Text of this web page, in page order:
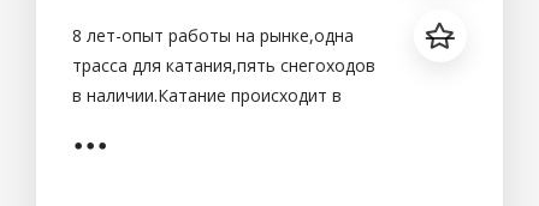
8 лет-опыт работы на рынке,одна
трасса для катания,пять снегоходов
в наличии.Катание происходит в
разнообразный природный